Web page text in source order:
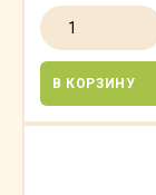
В КОРЗИНУ